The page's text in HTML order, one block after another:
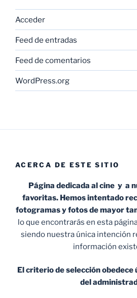
Acceder
Feed de entradas
Feed de comentarios
WordPress.org
ACERCA DE ESTE SITIO
Página dedicada al cine y a
favoritas. Hemos intentado
fotogramas y fotos de mayor
lo que encontrarás en esta
siendo nuestra única intención
información
El criterio de selección
del